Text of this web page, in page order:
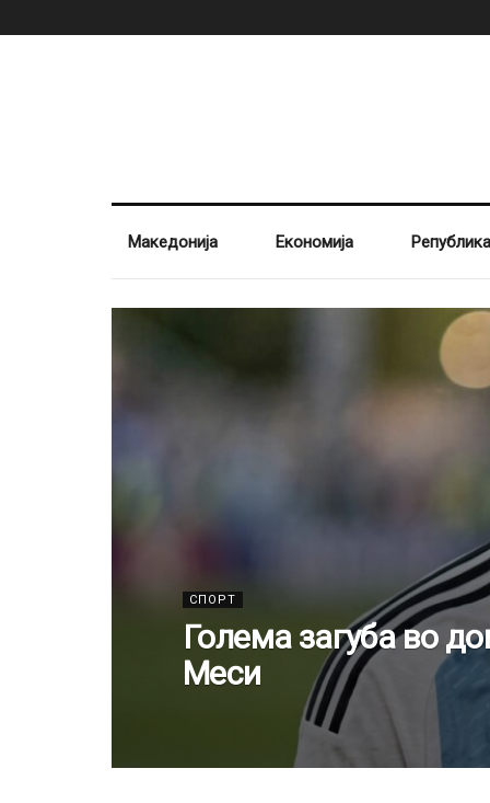
Македонија Економија
СПОРТ
Голема загуба во
Меси